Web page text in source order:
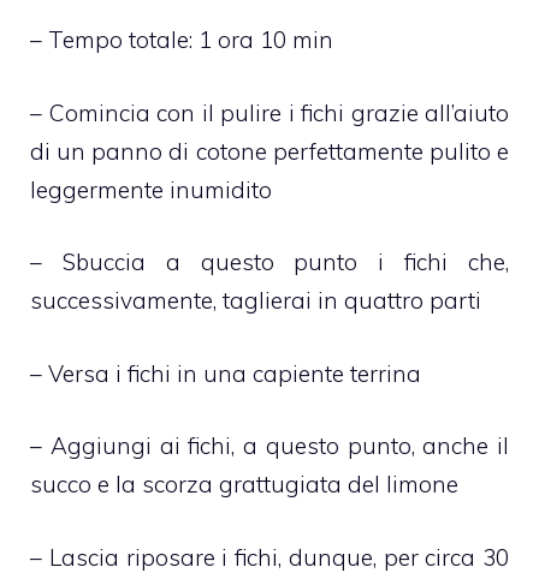
– Tempo totale: 1 ora 10 min
– Comincia con il pulire i fichi grazie all’aiuto
di un panno di cotone perfettamente pulito e
leggermente inumidito
– Sbuccia a questo punto i fichi che,
successivamente, taglierai in quattro parti
– Versa i fichi in una capiente terrina
– Aggiungi ai fichi, a questo punto, anche il
succo e la scorza grattugiata del limone
– Lascia riposare i fichi, dunque, per circa 30